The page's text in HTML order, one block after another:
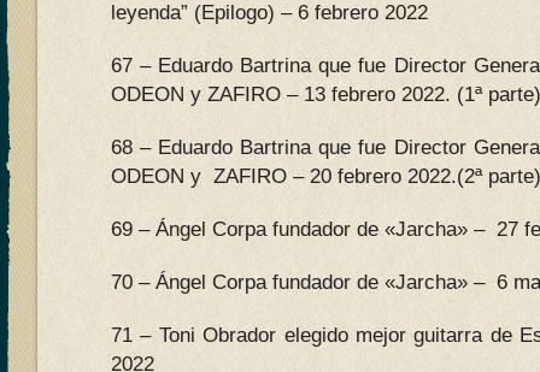
leyenda” (Epilogo) – 6 febrero 2022
67 – Eduardo Bartrina que fue Director
ODEON y ZAFIRO – 13 febrero 2022. (1ª
68 – Eduardo Bartrina que fue Director
ODEON y ZAFIRO – 20 febrero 2022.(2ª
69 – Ángel Corpa fundador de «Jarcha» – 27
70 – Ángel Corpa fundador de «Jarcha» – 6
71 – Toni Obrador elegido mejor guitarra de
2022